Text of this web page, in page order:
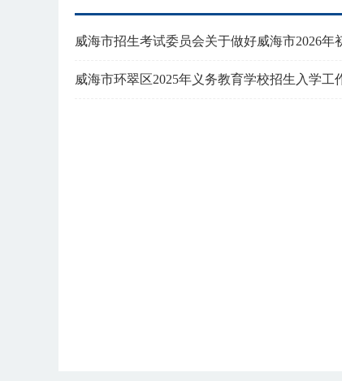
威海市招生考试委员会关于做好威海市2026
威海市环翠区2025年义务教育学校招生入学工